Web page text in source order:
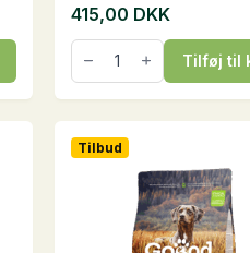
415,00 DKK
Movilan
DOG,
1
kg
Tilføj til
Tilbud